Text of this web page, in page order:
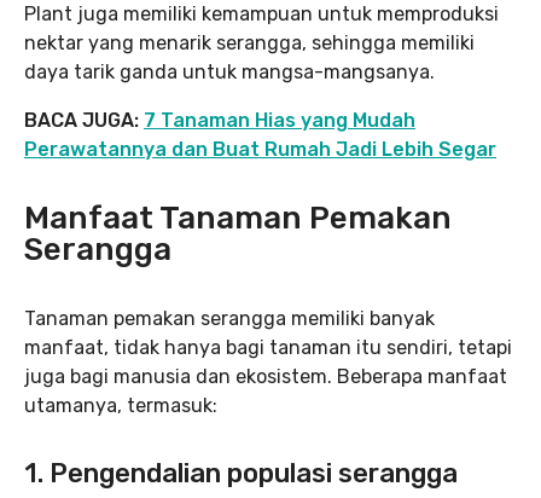
Plant juga memiliki kemampuan untuk memproduksi
nektar yang menarik serangga, sehingga memiliki
daya tarik ganda untuk mangsa-mangsanya.
BACA JUGA: 7 Tanaman Hias yang Mudah
Perawatannya dan Buat Rumah Jadi Lebih Segar
Manfaat Tanaman Pemakan
Serangga
Tanaman pemakan serangga memiliki banyak
manfaat, tidak hanya bagi tanaman itu sendiri, tetapi
juga bagi manusia dan ekosistem. Beberapa manfaat
utamanya, termasuk:
1. Pengendalian populasi serangga